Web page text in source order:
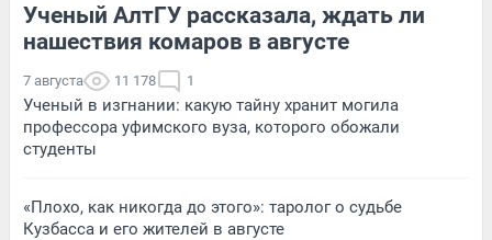
Ученый АлтГУ рассказала, ждать ли
нашествия комаров в августе
7 августа 11 178 1
Ученый в изгнании: какую тайну хранит могила
профессора уфимского вуза, которого обожали
студенты
«Плохо, как никогда до этого»: таролог о судьбе
Кузбасса и его жителей в августе